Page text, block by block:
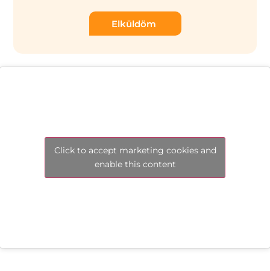
Elküldöm
Click to accept marketing cookies and
enable this content